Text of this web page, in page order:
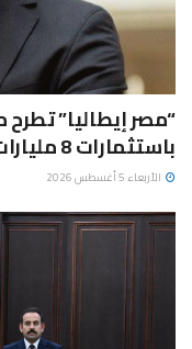
“مصر إيطاليا”
باستثمارات 8 مليارات جنيه
الأربعاء 5 أغسطس 2026